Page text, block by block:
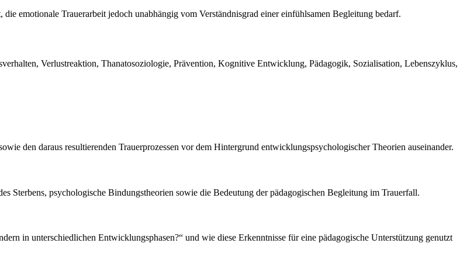
emotionale Trauerarbeit jedoch unabhängig vom Verständnisgrad einer einfühlsamen Begleitung bedarf.
Verlustreaktion, Thanatosoziologie, Prävention, Kognitive Entwicklung, Pädagogik, Sozialisation, Lebenszyklus,
den daraus resultierenden Trauerprozessen vor dem Hintergrund entwicklungspsychologischer Theorien auseinander.
Sterbens, psychologische Bindungstheorien sowie die Bedeutung der pädagogischen Begleitung im Trauerfall.
in unterschiedlichen Entwicklungsphasen?“ und wie diese Erkenntnisse für eine pädagogische Unterstützung genutzt